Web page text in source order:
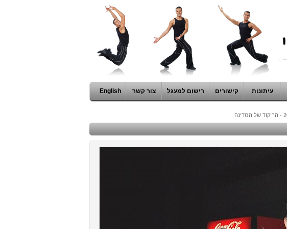
עיתונות קישורים רישום למעגל צור קשר English